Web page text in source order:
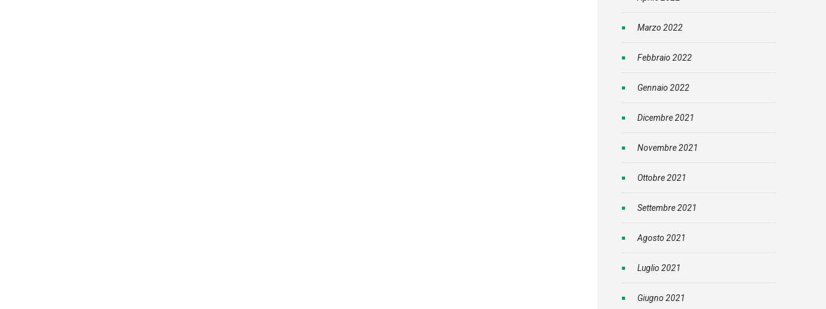
Marzo 2022
Febbraio 2022
Gennaio 2022
Dicembre 2021
Novembre 2021
Ottobre 2021
Settembre 2021
Agosto 2021
Luglio 2021
Giugno 2021